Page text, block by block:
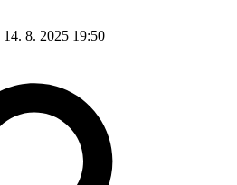
14. 8. 2025 19:50